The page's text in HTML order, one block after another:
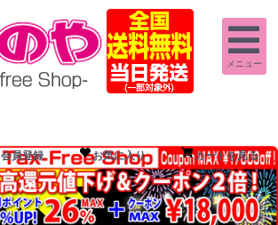
メニュー
会員登録 お気に入り カートを見る